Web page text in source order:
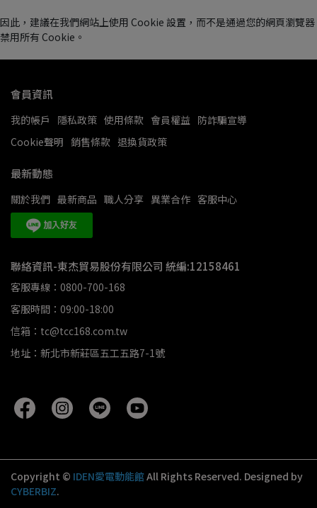
因此，建議在我們網站上使用 Cookie 設置，而不是通過您的網頁瀏覽器
禁用所有 Cookie。
會員資訊
我的帳戶 隱私政策 使用條款 會員權益 防詐騙宣導
Cookie聲明 銷售條款 退換貨政策
最新動態
關於我們 最新商品 職人分享 異業合作 客服中心
聯絡資訊-東杰貿易股份有限公司 統編:12158461
客服專線：0800-700-168
客服時間：09:00-18:00
信箱：tc@tcc168.com.tw
地址：新北市新莊區五工五路7-1號
Copyright © IDEN愛電動能館All Rights Reserved. Designed by
CYBERBIZ.